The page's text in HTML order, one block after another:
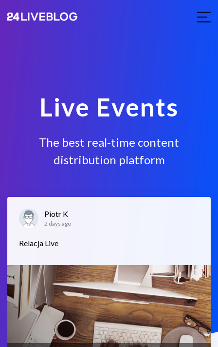
Live Events
The best real-time content
distribution platform
Piotr K
2 days ago
Relacja Live